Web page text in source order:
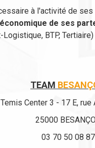
à l'activité de ses
de ses
BTP,
TEAM
Temis Center 3 - 17 E, rue
25000
03 70 50 08 87